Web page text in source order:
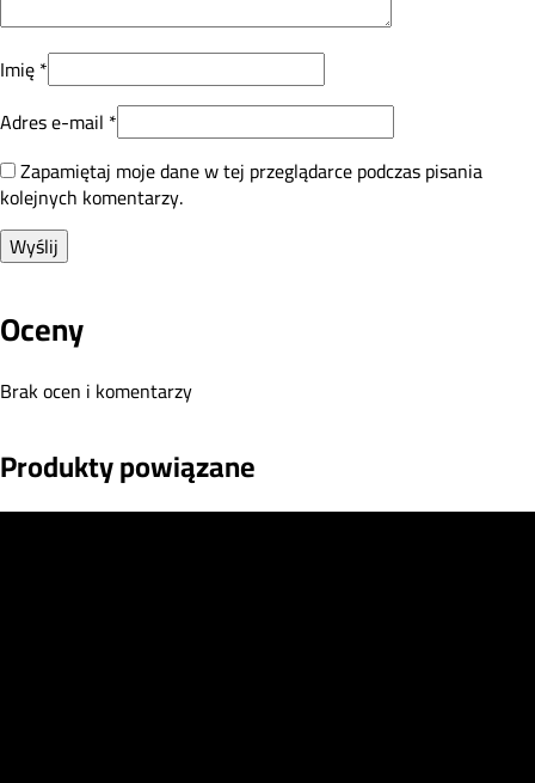
Imię*
Adres e-mail *
Zapamiętaj moje dane w tej przeglądarce podczas pisania
kolejnych komentarzy.
Oceny
Brak ocen i komentarzy
Produkty powiązane